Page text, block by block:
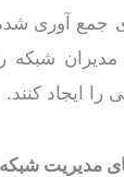
جمع آوری
شبکه
را ایجاد کنند.
مدیریت